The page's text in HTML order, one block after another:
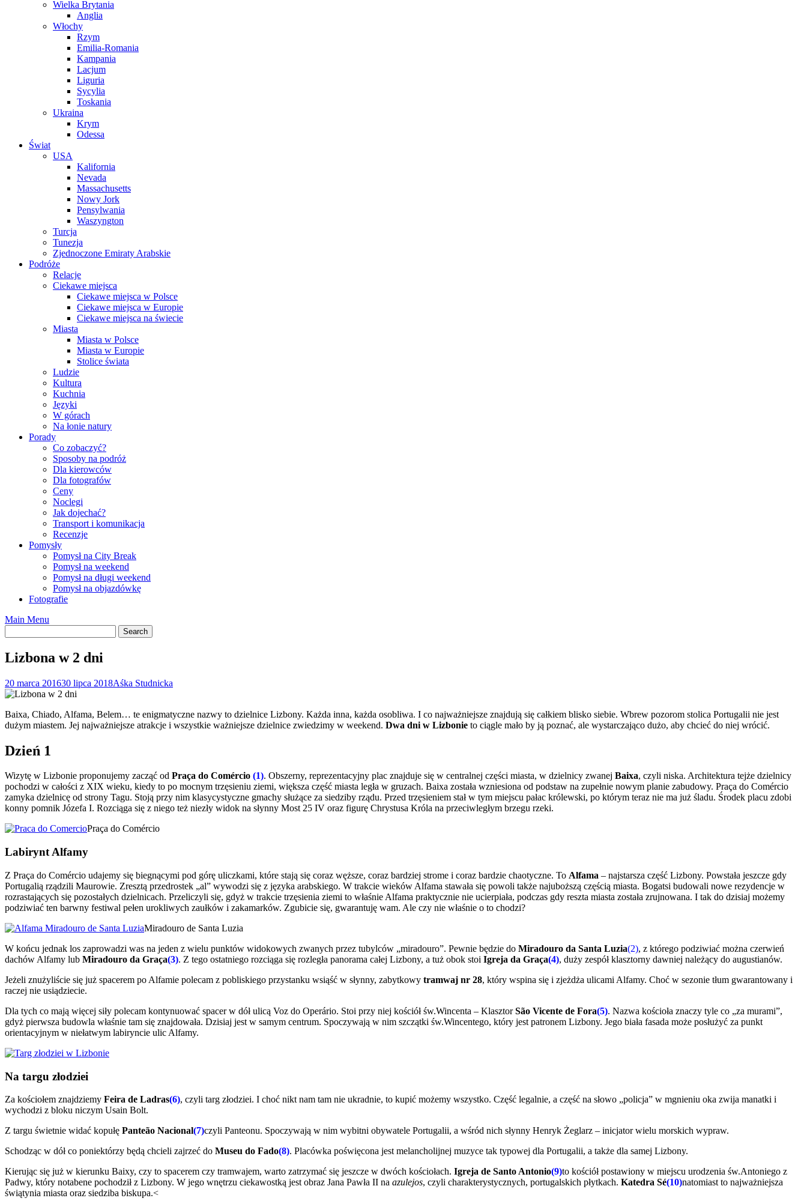
Wielka Brytania
Anglia
Włochy
Rzym
Emilia-Romania
Kampania
Lacjum
Liguria
Sycylia
Toskania
Ukraina
Krym
Odessa
Świat
USA
Kalifornia
Nevada
Massachusetts
Nowy Jork
Pensylwania
Waszyngton
Turcja
Tunezja
Zjednoczone Emiraty Arabskie
Podróże
Relacje
Ciekawe miejsca
Ciekawe miejsca w Polsce
Ciekawe miejsca w Europie
Ciekawe miejsca na świecie
Miasta
Miasta w Polsce
Miasta w Europie
Stolice świata
Ludzie
Kultura
Kuchnia
Języki
W górach
Na łonie natury
Porady
Co zobaczyć?
Sposoby na podróż
Dla kierowców
Dla fotografów
Ceny
Noclegi
Jak dojechać?
Transport i komunikacja
Recenzje
Pomysły
Pomysł na City Break
Pomysł na weekend
Pomysł na długi weekend
Pomysł na objazdówkę
Fotografie
Main Menu
Lizbona w 2 dni
20 marca 201630 lipca 2018Aśka Studnicka
Baixa, Chiado, Alfama, Belem… te enigmatyczne nazwy to dzielnice Lizbony. Każda inna, każda osobliwa. I co najważniejsze znajdują się całkiem blisko siebie. Wbrew pozorom stolica Portugalii nie jest
dużym miastem. Jej najważniejsze atrakcje i wszystkie ważniejsze dzielnice zwiedzimy w weekend. Dwa dni w Lizbonie to ciągle mało by ją poznać, ale wystarczająco dużo, aby chcieć do niej wrócić.
Dzień 1
Wizytę w Lizbonie proponujemy zacząć od Praça do Comércio (1). Obszerny, reprezentacyjny plac znajduje się w centralnej części miasta, w dzielnicy zwanej Baixa, czyli niska. Architektura tejże dzielnicy
pochodzi w całości z XIX wieku, kiedy to po mocnym trzęsieniu ziemi, większa część miasta legła w gruzach. Baixa została wzniesiona od podstaw na zupełnie nowym planie zabudowy. Praça do Comércio
zamyka dzielnicę od strony Tagu. Stoją przy nim klasycystyczne gmachy służące za siedziby rządu. Przed trzęsieniem stał w tym miejscu pałac królewski, po którym teraz nie ma już śladu. Środek placu zdobi
konny pomnik Józefa I. Rozciąga się z niego też niezły widok na słynny Most 25 IV oraz figurę Chrystusa Króla na przeciwległym brzegu rzeki.
Praça do Comércio
Labirynt Alfamy
Z Praça do Comércio udajemy się biegnącymi pod górę uliczkami, które stają się coraz węższe, coraz bardziej strome i coraz bardzie chaotyczne. To Alfama – najstarsza część Lizbony. Powstała jeszcze gdy
Portugalią rządzili Maurowie. Zresztą przedrostek „al” wywodzi się z języka arabskiego. W trakcie wieków Alfama stawała się powoli także najuboższą częścią miasta. Bogatsi budowali nowe rezydencje w
rozrastających się pozostałych dzielnicach. Przeliczyli się, gdyż w trakcie trzęsienia ziemi to właśnie Alfama praktycznie nie ucierpiała, podczas gdy reszta miasta została zrujnowana. I tak do dzisiaj możemy
podziwiać ten barwny festiwal pełen urokliwych zaułków i zakamarków. Zgubicie się, gwarantuję wam. Ale czy nie właśnie o to chodzi?
Miradouro de Santa Luzia
W końcu jednak los zaprowadzi was na jeden z wielu punktów widokowych zwanych przez tubylców „miradouro”. Pewnie będzie do Miradouro da Santa Luzia(2), z którego podziwiać można czerwień
dachów Alfamy lub Miradouro da Graça(3). Z tego ostatniego rozciąga się rozległa panorama całej Lizbony, a tuż obok stoi Igreja da Graça(4), duży zespół klasztorny dawniej należący do augustianów.
Jeżeli znużyliście się już spacerem po Alfamie polecam z pobliskiego przystanku wsiąść w słynny, zabytkowy tramwaj nr 28, który wspina się i zjeżdża ulicami Alfamy. Choć w sezonie tłum gwarantowany i
raczej nie usiądziecie.
Dla tych co mają więcej siły polecam kontynuować spacer w dół ulicą Voz do Operário. Stoi przy niej kościół św.Wincenta – KlasztorSão Vicente de Fora(5). Nazwa kościoła znaczy tyle co „za murami”,
gdyż pierwsza budowla właśnie tam się znajdowała. Dzisiaj jest w samym centrum. Spoczywają w nim szczątki św.Wincentego, który jest patronem Lizbony. Jego biała fasada może posłużyć za punkt
orientacyjnym w niełatwym labiryncie ulic Alfamy.
Na targu złodziei
Za kościołem znajdziemy Feira de Ladras(6), czyli targ złodziei. I choć nikt nam tam nie ukradnie, to kupić możemy wszystko. Część legalnie, a część na słowo „policja” w mgnieniu oka zwija manatki i
wychodzi z bloku niczym Usain Bolt.
Z targu świetnie widać kopułę Panteão Nacional(7)czyli Panteonu. Spoczywają w nim wybitni obywatele Portugalii, a wśród nich słynny Henryk Żeglarz – inicjator wielu morskich wypraw.
Schodząc w dół co poniektórzy będą chcieli zajrzeć do Museu do Fado(8). Placówka poświęcona jest melancholijnej muzyce tak typowej dla Portugalii, a także dla samej Lizbony.
Kierując się już w kierunku Baixy, czy to spacerem czy tramwajem, warto zatrzymać się jeszcze w dwóch kościołach. Igreja de Santo Antonio(9)to kościół postawiony w miejscu urodzenia św.Antoniego z
Padwy, który notabene pochodził z Lizbony. W jego wnętrzu ciekawostką jest obraz Jana Pawła II na azulejos, czyli charakterystycznych, portugalskich płytkach. Katedra Sé(10)natomiast to najważniejsza
świątynia miasta oraz siedziba biskupa.<